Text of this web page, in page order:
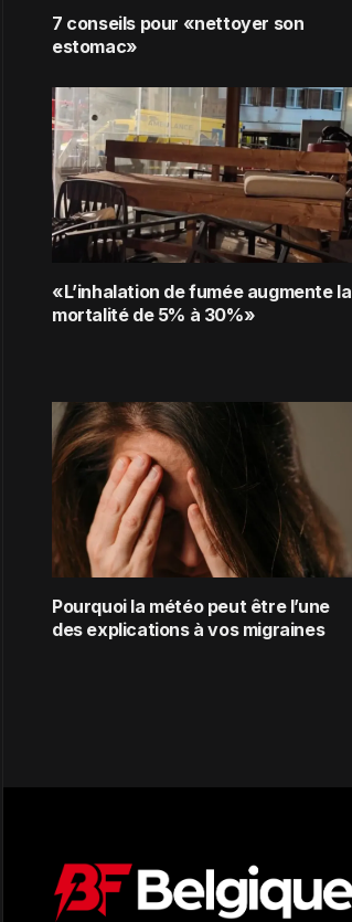
7 conseils pour «nettoyer son
estomac»
«L’inhalation de fumée augmente la
mortalité de 5% à 30%»
Pourquoi la météo peut être l’une
des explications à vos migraines